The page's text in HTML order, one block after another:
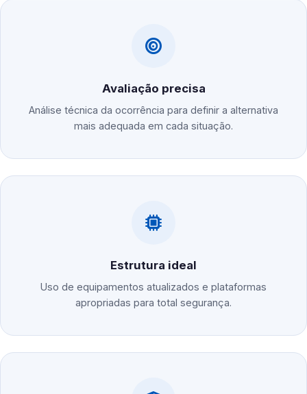
Avaliação precisa
Análise técnica da ocorrência para definir a alternativa
mais adequada em cada situação.
Estrutura ideal
Uso de equipamentos atualizados e plataformas
apropriadas para total segurança.